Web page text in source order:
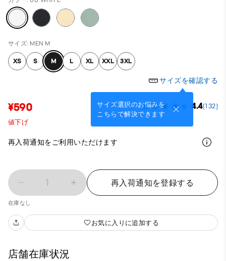
サイズ: MEN M
XS S M L XL XXL 3XL
サイズを確認する
サイズ選択のお悩みを
こちらで解決できます
¥590 4.4(132)
値下げ
再入荷通知をご利用いただけます
1 再入荷通知を登録する
在庫なし
お気に入りに追加する
店舗在庫状況